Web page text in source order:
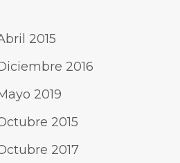
2015
2016
2019
2015
2017